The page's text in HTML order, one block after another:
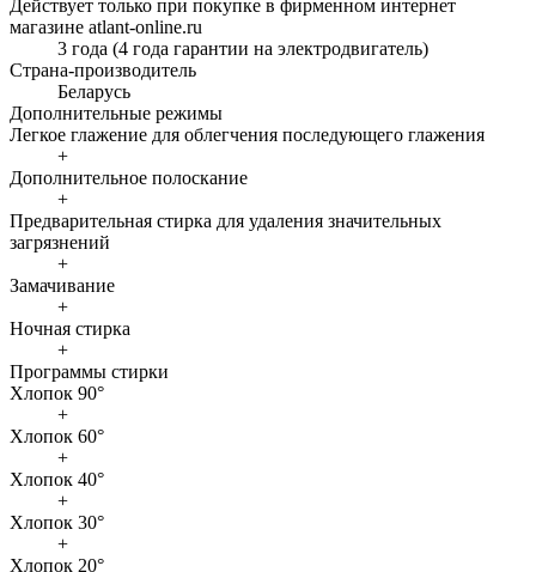
Действует только при покупке в фирменном интернет
магазине atlant-online.ru
3 года (4 года гарантии на электродвигатель)
Страна-производитель
Беларусь
Дополнительные режимы
Легкое глажение для облегчения последующего глажения
+
Дополнительное полоскание
+
Предварительная стирка для удаления значительных
загрязнений
+
Замачивание
+
Ночная стирка
+
Программы стирки
Хлопок 90°
+
Хлопок 60°
+
Хлопок 40°
+
Хлопок 30°
+
Хлопок 20°